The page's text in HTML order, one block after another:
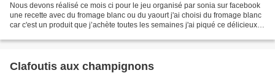
Nous devons réalisé ce mois ci pour le jeu organisé par sonia sur facebook
une recette avec du fromage blanc ou du yaourt j'ai choisi du fromage blanc
car c'est un produit que j’achète toutes les semaines j'ai piqué ce délicieux
Clafoutis aux champignons